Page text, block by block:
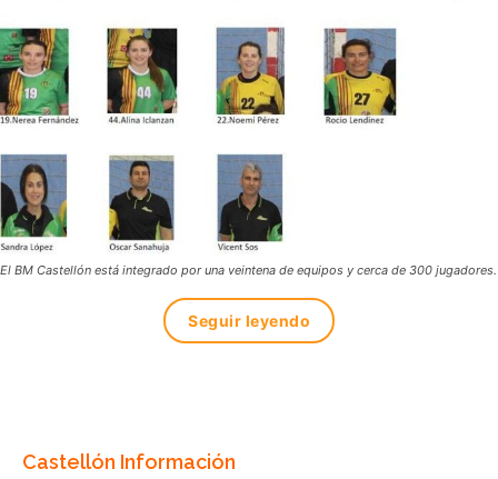
El BM Castellón está integrado por una veintena de equipos y cerca de 300 jugadores.
Seguir leyendo
Castellón Información